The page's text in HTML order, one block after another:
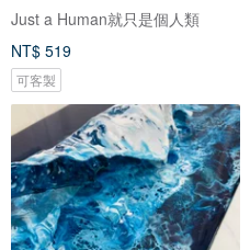
Just a Human就只是個人類
NT$ 519
可客製